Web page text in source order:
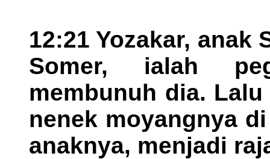
12:21 Yozakar, anak
Somer, ialah
membunuh dia.
nenek moyangnya
anaknya, menjadi